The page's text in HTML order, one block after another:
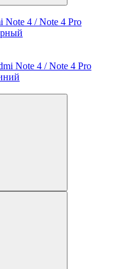
Note 4 / Note 4 Pro